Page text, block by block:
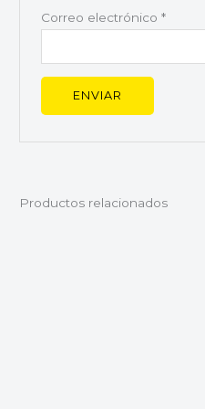
Correo electrónico *
Productos relacionados